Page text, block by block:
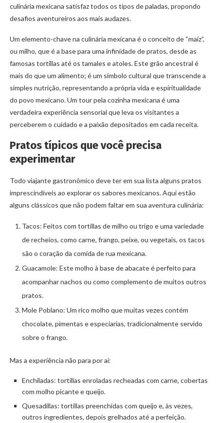
culinária mexicana satisfaz todos os tipos de paladas, propondo
desafios aventureiros aos mais audazes.
Um elemento-chave na culinária mexicana é o conceito de “maíz”,
ou milho, que é a base para uma infinidade de pratos, desde as
famosas tortillas até os tamales e atoles. Este grão ancestral é
mais do que um alimento; é um símbolo cultural que transcende a
simples nutrição, representando a própria vida e espiritualidade
do povo mexicano. Um tour pela cozinha mexicana é uma
verdadeira experiência sensorial que leva os visitantes a
perceberem o cuidado e a paixão depositados em cada receita.
Pratos típicos que você precisa
experimentar
Todo viajante gastronômico deve ter em sua lista alguns pratos
imprescindíveis ao explorar os sabores mexicanos. Aqui estão
alguns clássicos que não podem faltar em sua aventura culinária:
Tacos: Feitos com tortillas de milho ou trigo e uma variedade
de recheios, como carne, frango, peixe, ou vegetais, os tacos
são o coração da comida de rua mexicana.
Guacamole: Este molho à base de abacate é perfeito para
acompanhar nachos ou como complemento de muitos outros
pratos.
Mole Poblano: Um rico molho que muitas vezes contém
chocolate, pimentas e especiarias, tradicionalmente servido
sobre o frango.
Mas a experiência não para por aí:
Enchiladas: tortillas enroladas recheadas com carne, cobertas
com molho picante e queijo.
Quesadillas: tortillas preenchidas com queijo e, às vezes,
outros ingredientes, depois grelhados até a perfeição.